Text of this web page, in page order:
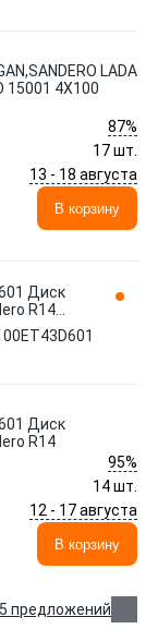
LADA
15001 4Х100
87%
17 шт.
13 - 18 августа
В корзину
Диск
R14
Диск
R14
95%
14 шт.
12 - 17 августа
В корзину
предложений